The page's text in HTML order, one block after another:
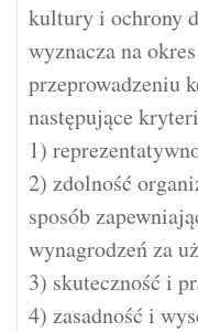
kultury i ochrony
wyznacza na
przeprowadzeniu
następujące
1)
2) zdolność
sposób
wynagrodzeń za
3) skuteczność i
4) zasadność i